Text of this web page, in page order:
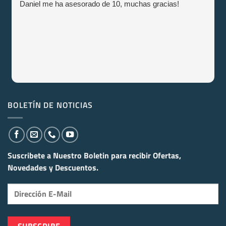
Daniel me ha asesorado de 10, muchas gracias!
BOLETÍN DE NOTICIAS
Suscribete a Nuestro Boletin para recibirOfertas,
Novedades y Descuentos.